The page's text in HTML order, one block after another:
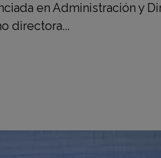
en Administración y
directora...